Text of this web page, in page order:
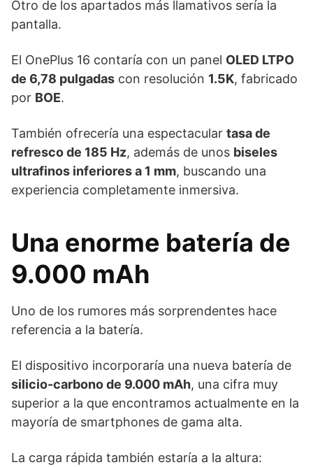
Otro de los apartados más llamativos sería la
pantalla.
El OnePlus 16 contaría con un panel OLED LTPO
de 6,78 pulgadas con resolución 1.5K, fabricado
por BOE.
También ofrecería una espectacular tasa de
refresco de 185 Hz, además de unos biseles
ultrafinos inferiores a 1 mm, buscando una
experiencia completamente inmersiva.
Una enorme batería de
9.000 mAh
Uno de los rumores más sorprendentes hace
referencia a la batería.
El dispositivo incorporaría una nueva batería de
silicio-carbono de 9.000 mAh, una cifra muy
superior a la que encontramos actualmente en la
mayoría de smartphones de gama alta.
La carga rápida también estaría a la altura: